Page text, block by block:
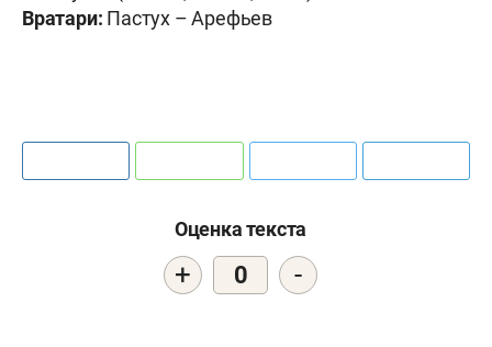
Вратари: Пастух – Арефьев
Оценка текста
+ 0 -